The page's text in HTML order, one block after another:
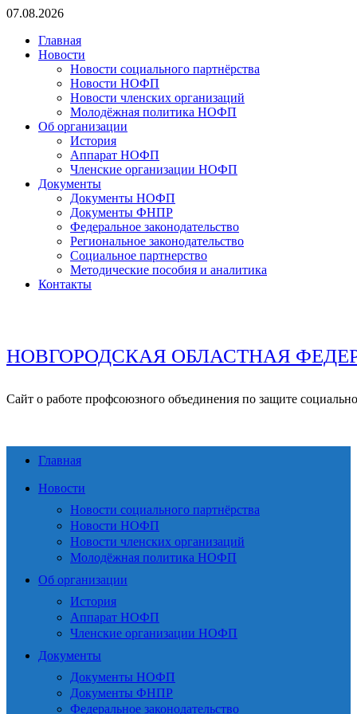
Перейти
содержимому
07.08.2026
Главная
Новости
Новости социального партнёрства
Новости НОФП
Новости членских организаций
Молодёжная политика НОФП
Об организации
История
Аппарат НОФП
Членские организации НОФП
Документы
Документы НОФП
Документы ФНПР
Федеральное законодательство
Региональное законодательство
Социальное партнерство
Методические пособия и аналитика
Контакты
НОВГОРОДСКАЯ ОБЛАСТНАЯ
Сайт о работе профсоюзного объединения по защите
Главная
Новости
Новости социального партнёрства
Новости НОФП
Новости членских организаций
Молодёжная политика НОФП
Об организации
История
Аппарат НОФП
Членские организации НОФП
Документы
Документы НОФП
Документы ФНПР
Федеральное законодательство